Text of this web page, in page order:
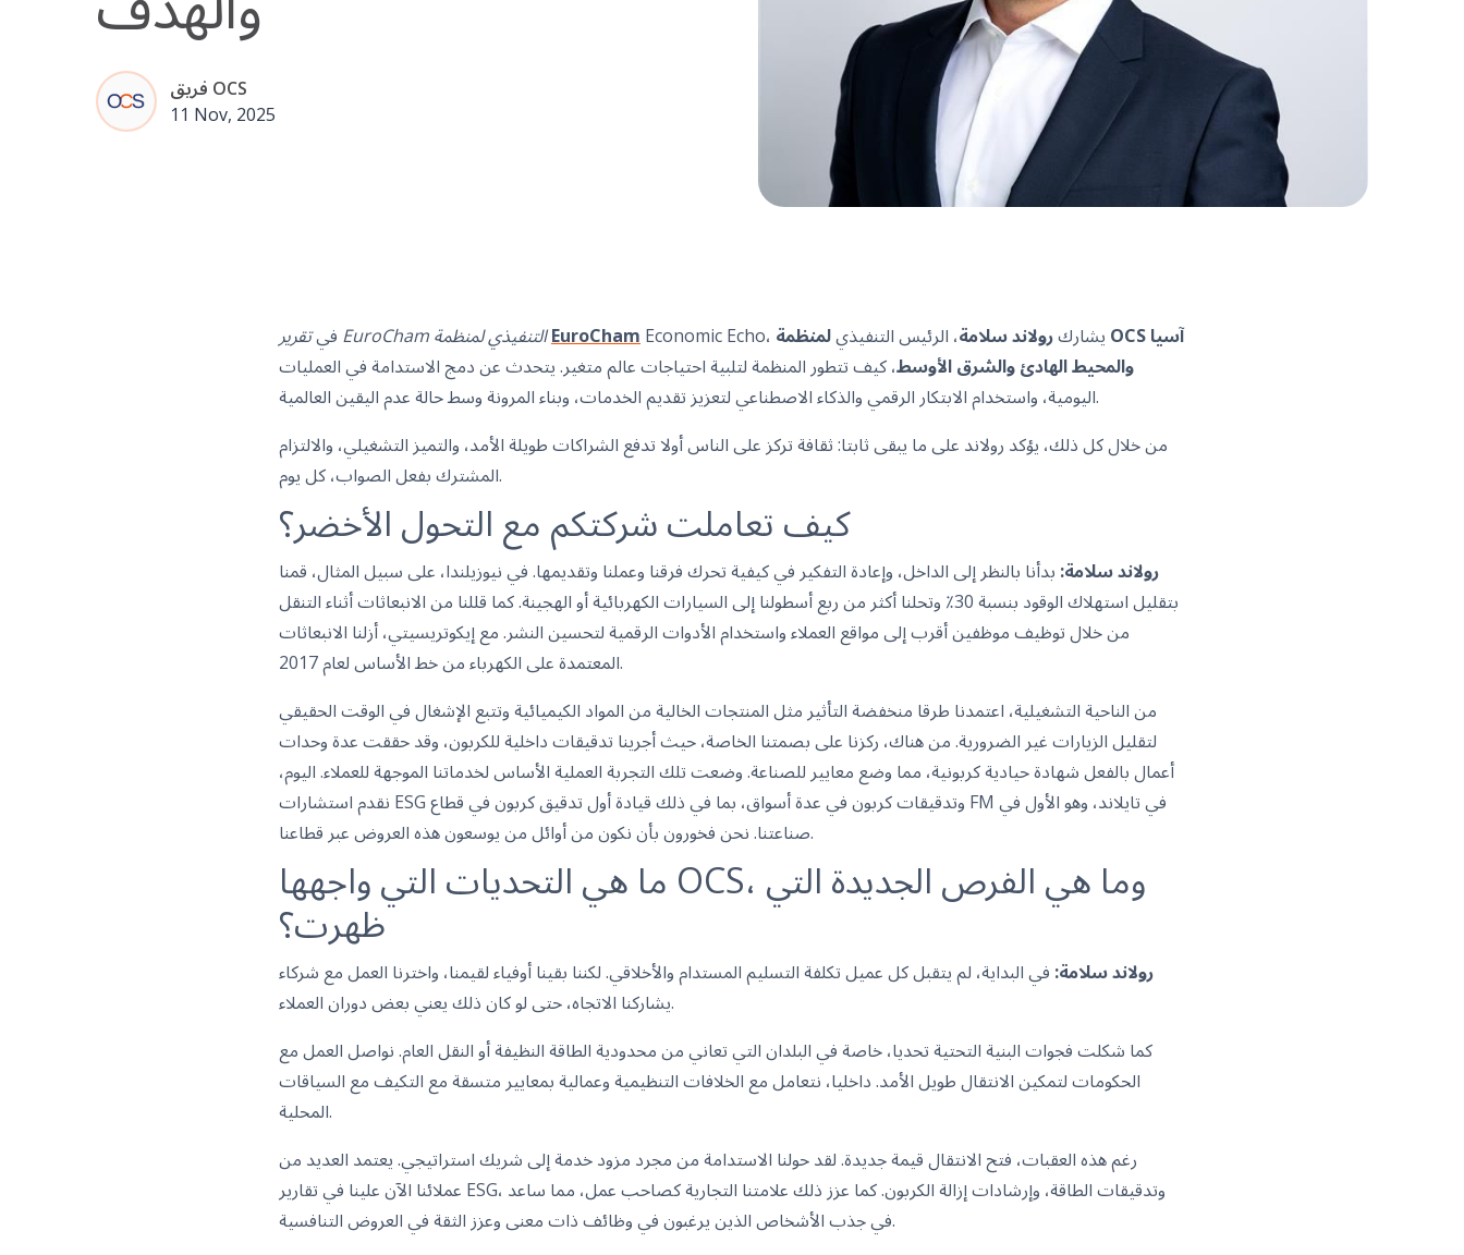
فريق OCS
11 Nov, 2025
في تقرير EuroCham التنفيذي لمنظمة EuroCham Economic Echo، يشاركرولاند سلامة، الرئيس التنفيذيلمنظمة OCS آسيا
والمحيط الهادئ والشرق الأوسط، كيف تتطور المنظمة لتلبية احتياجات عالم متغير. يتحدث عن دمج الاستدامة في العمليات
اليومية، واستخدام الابتكار الرقمي والذكاء الاصطناعي لتعزيز تقديم الخدمات، وبناء المرونة وسط حالة عدم اليقين العالمية.
من خلال كل ذلك، يؤكد رولاند على ما يبقى ثابتا: ثقافة تركز على الناس أولا تدفع الشراكات طويلة الأمد، والتميز التشغيلي، والالتزام
المشترك بفعل الصواب، كل يوم.
كيف تعاملت شركتكم مع التحول الأخضر؟
رولاند سلامة: بدأنا بالنظر إلى الداخل، وإعادة التفكير في كيفية تحرك فرقنا وعملنا وتقديمها. في نيوزيلندا، على سبيل المثال، قمنا
بتقليل استهلاك الوقود بنسبة 30٪ وتحلنا أكثر من ربع أسطولنا إلى السيارات الكهربائية أو الهجينة. كما قللنا من الانبعاثات أثناء التنقل
من خلال توظيف موظفين أقرب إلى مواقع العملاء واستخدام الأدوات الرقمية لتحسين النشر. مع إيكوتريسيتي، أزلنا الانبعاثات
المعتمدة على الكهرباء من خط الأساس لعام 2017.
من الناحية التشغيلية، اعتمدنا طرقا منخفضة التأثير مثل المنتجات الخالية من المواد الكيميائية وتتبع الإشغال في الوقت الحقيقي
لتقليل الزيارات غير الضرورية. من هناك، ركزنا على بصمتنا الخاصة، حيث أجرينا تدقيقات داخلية للكربون، وقد حققت عدة وحدات
أعمال بالفعل شهادة حيادية كربونية، مما وضع معايير للصناعة. وضعت تلك التجربة العملية الأساس لخدماتنا الموجهة للعملاء. اليوم،
نقدم استشارات ESG وتدقيقات كربون في عدة أسواق، بما في ذلك قيادة أول تدقيق كربون في قطاع FM في تايلاند، وهو الأول في
صناعتنا. نحن فخورون بأن نكون من أوائل من يوسعون هذه العروض عبر قطاعنا.
ما هي التحديات التي واجهها OCS، وما هي الفرص الجديدة التي
ظهرت؟
رولاند سلامة: في البداية، لم يتقبل كل عميل تكلفة التسليم المستدام والأخلاقي. لكننا بقينا أوفياء لقيمنا، واخترنا العمل مع شركاء
يشاركنا الاتجاه، حتى لو كان ذلك يعني بعض دوران العملاء.
كما شكلت فجوات البنية التحتية تحديا، خاصة في البلدان التي تعاني من محدودية الطاقة النظيفة أو النقل العام. نواصل العمل مع
الحكومات لتمكين الانتقال طويل الأمد. داخليا، نتعامل مع الخلافات التنظيمية وعمالية بمعايير متسقة مع التكيف مع السياقات
المحلية.
رغم هذه العقبات، فتح الانتقال قيمة جديدة. لقد حولنا الاستدامة من مجرد مزود خدمة إلى شريك استراتيجي. يعتمد العديد من
عملائنا الآن علينا في تقارير ESG، وتدقيقات الطاقة، وإرشادات إزالة الكربون. كما عزز ذلك علامتنا التجارية كصاحب عمل، مما ساعد
في جذب الأشخاص الذين يرغبون في وظائف ذات معنى وعزز الثقة في العروض التنافسية.